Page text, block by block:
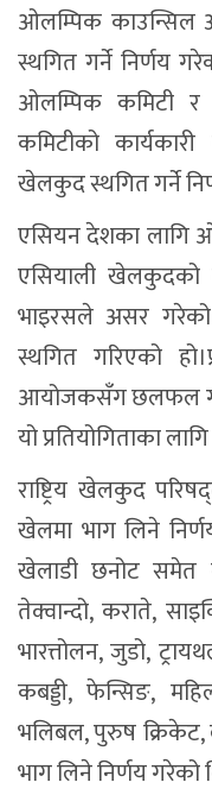
ओलम्पिक काउन्सिल
स्थगित गर्ने निर्णय
ओलम्पिक कमिटी
कमिटीको
खेलकुद स्थगित गर्ने
एसियन देशका लागि
एसियाली खेलकुदको
भाइरसले असर गरेको
स्थगित गरिएको
आयोजकसँग छलफल
यो प्रतियोगिताका
राष्ट्रिय खेलकुद
खेलमा भाग लिने
खेलाडी छनोट समेत
तेक्वान्दो, कराते,
भारत्तोलन, जुडो,
कबड्डी, फेन्सिङ,
भलिबल, पुरुष क्रिकेट,
भाग लिने निर्णय गरेको